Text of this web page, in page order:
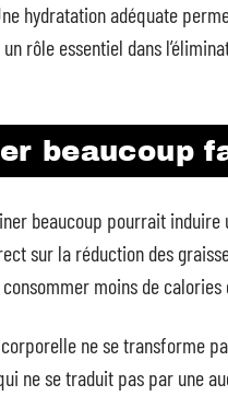
hydratation adéquate
un rôle essentiel dans
beaucoup
beaucoup pourrait induire
sur la réduction des
consommer moins de
corporelle ne se transforme
ne se traduit pas par une